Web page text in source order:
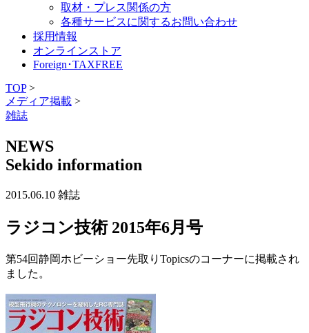
取材・プレス関係の方
各種サービスに関するお問い合わせ
採用情報
オンラインストア
Foreign･TAXFREE
TOP>
メディア掲載 >
雑誌
NEWS
Sekido information
2015.06.10 雑誌
ラジコン技術 2015年6月号
第54回静岡ホビーショー先取りTopicsのコーナーに掲載され
ました。